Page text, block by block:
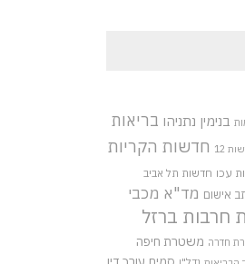
בנימין נתניהו בריאות
12 חדשות הקריות
עכו חדשות תל אביב
אישום מד"א מכבי
חרבות ברזל
חדרה משטרת חיפה